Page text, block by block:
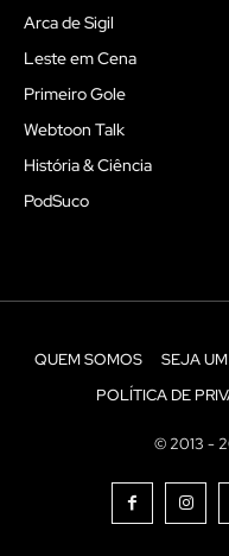
Arca de Sigil
Leste em Cena
Primeiro Gole
Webtoon Talk
História & Ciência
PodSuco
QUEM SOMOS SEJA
POLÍTICA DE
© 2013 -